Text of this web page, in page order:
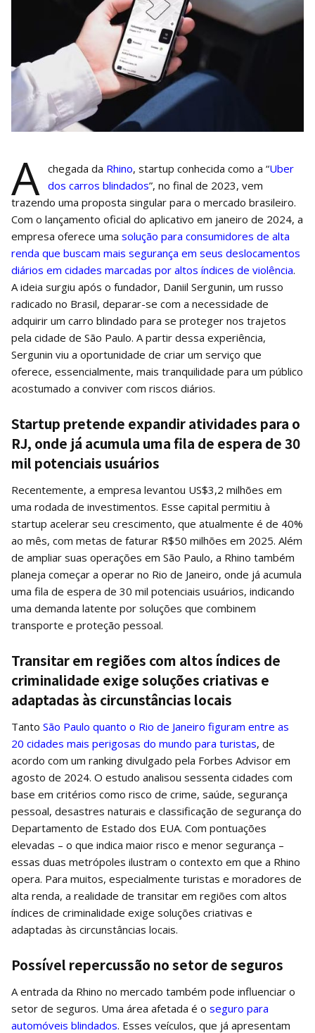
A chegada da Rhino, startup conhecida como a “Uber
dos carros blindados”, no final de 2023, vem
trazendo uma proposta singular para o mercado brasileiro.
Com o lançamento oficial do aplicativo em janeiro de 2024, a
empresa oferece uma solução para consumidores de alta
renda que buscam mais segurança em seus deslocamentos
diários em cidades marcadas por altos índices de violência.
A ideia surgiu após o fundador, Daniil Sergunin, um russo
radicado no Brasil, deparar-se com a necessidade de
adquirir um carro blindado para se proteger nos trajetos
pela cidade de São Paulo. A partir dessa experiência,
Sergunin viu a oportunidade de criar um serviço que
oferece, essencialmente, mais tranquilidade para um público
acostumado a conviver com riscos diários.
Startup pretende expandir atividades para o
RJ, onde já acumula uma fila de espera de 30
mil potenciais usuários
Recentemente, a empresa levantou US$3,2 milhões em
uma rodada de investimentos. Esse capital permitiu à
startup acelerar seu crescimento, que atualmente é de 40%
ao mês, com metas de faturar R$50 milhões em 2025. Além
de ampliar suas operações em São Paulo, a Rhino também
planeja começar a operar no Rio de Janeiro, onde já acumula
uma fila de espera de 30 mil potenciais usuários, indicando
uma demanda latente por soluções que combinem
transporte e proteção pessoal.
Transitar em regiões com altos índices de
criminalidade exige soluções criativas e
adaptadas às circunstâncias locais
Tanto São Paulo quanto o Rio de Janeiro figuram entre as
20 cidades mais perigosas do mundo para turistas, de
acordo com um ranking divulgado pela Forbes Advisor em
agosto de 2024. O estudo analisou sessenta cidades com
base em critérios como risco de crime, saúde, segurança
pessoal, desastres naturais e classificação de segurança do
Departamento de Estado dos EUA. Com pontuações
elevadas – o que indica maior risco e menor segurança –
essas duas metrópoles ilustram o contexto em que a Rhino
opera. Para muitos, especialmente turistas e moradores de
alta renda, a realidade de transitar em regiões com altos
índices de criminalidade exige soluções criativas e
adaptadas às circunstâncias locais.
Possível repercussão no setor de seguros
A entrada da Rhino no mercado também pode influenciar o
setor de seguros. Uma área afetada é o seguro para
automóveis blindados. Esses veículos, que já apresentam